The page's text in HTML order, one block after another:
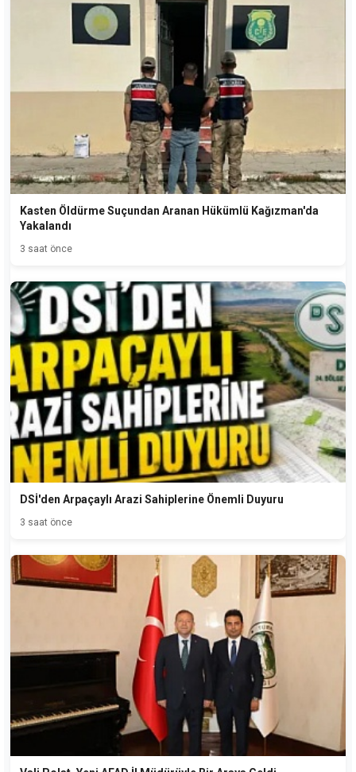
Kasten Öldürme Suçundan Aranan Hükümlü Kağızman'da
Yakalandı
3 saat önce
DSİ'den Arpaçaylı Arazi Sahiplerine Önemli Duyuru
3 saat önce